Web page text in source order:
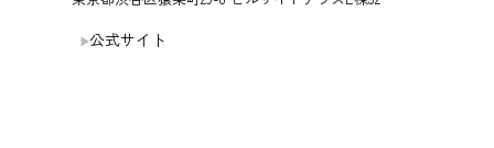
公式サイト